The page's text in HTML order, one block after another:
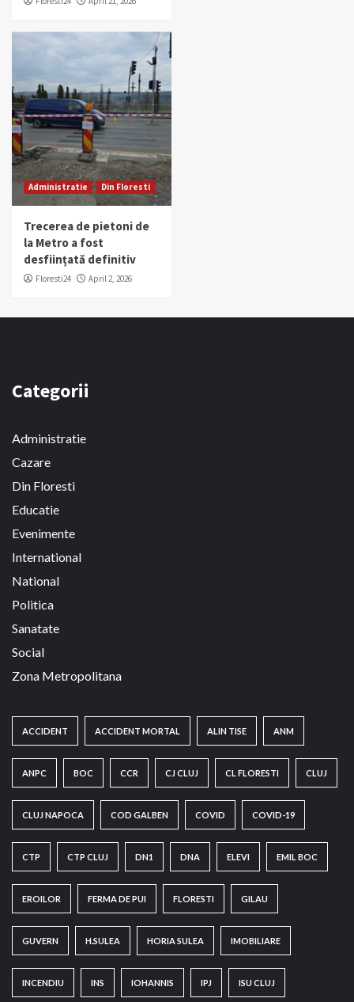
Administratie Din Floresti
Trecerea de pietoni de
la Metro a fost
desființată definitiv
Floresti24 April 2, 2026
Categorii
Administratie
Cazare
Din Floresti
Educatie
Evenimente
International
National
Politica
Sanatate
Social
Zona Metropolitana
ACCIDENT ACCIDENT MORTAL ALIN TISE ANM
ANPC BOC CCR CJ CLUJ CL FLORESTI CLUJ
CLUJ NAPOCA COD GALBEN COVID COVID-19
CTP CTP CLUJ DN1 DNA ELEVI EMIL BOC
EROILOR FERMA DE PUI FLORESTI GILAU
GUVERN H.SULEA HORIA SULEA IMOBILIARE
INCENDIU INS IOHANNIS IPJ ISU CLUJ